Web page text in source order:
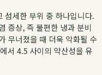
섬세한 부위 중 하나입니다.
증상, 즉 불편한 냉과 분비
무너졌을 때 더욱 악화될 수
서 4.5 사이의 약산성을 유